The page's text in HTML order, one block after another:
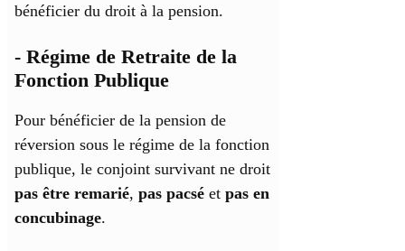
bénéficier du droit à la pension.
- Régime de Retraite de la
Fonction Publique
Pour bénéficier de la pension de
réversion sous le régime de la fonction
publique, le conjoint survivant ne droit
pas être remarié, pas pacsé et pas en
concubinage.